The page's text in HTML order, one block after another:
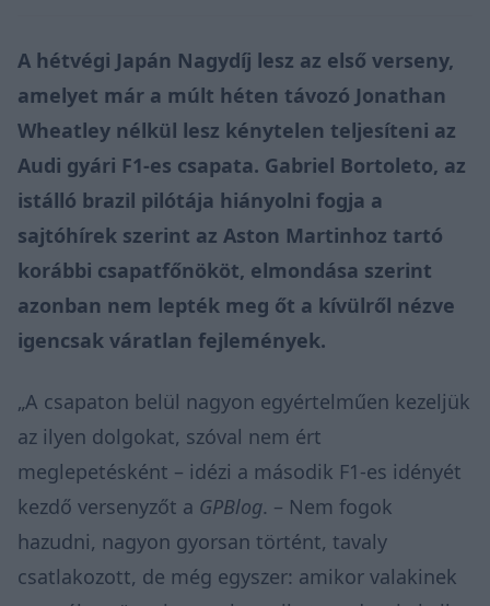
A hétvégi Japán Nagydíj lesz az első verseny,
amelyet már a múlt héten távozó Jonathan
Wheatley nélkül lesz kénytelen teljesíteni az
Audi gyári F1-es csapata. Gabriel Bortoleto, az
istálló brazil pilótája hiányolni fogja a
sajtóhírek szerint az Aston Martinhoz tartó
korábbi csapatfőnököt, elmondása szerint
azonban nem lepték meg őt a kívülről nézve
igencsak váratlan fejlemények.
„A csapaton belül nagyon egyértelműen kezeljük
az ilyen dolgokat, szóval nem ért
meglepetésként – idézi a második F1-es idényét
kezdő versenyzőt a GPBlog. – Nem fogok
hazudni, nagyon gyorsan történt, tavaly
csatlakozott, de még egyszer: amikor valakinek